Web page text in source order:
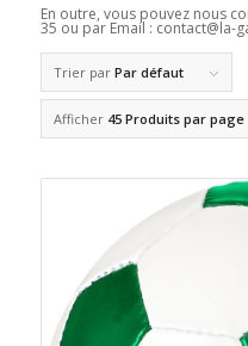
En outre, vous pouvez nous
35 ou par Email : contact@la-
Trier par Par défaut
Afficher 45 Produits par page